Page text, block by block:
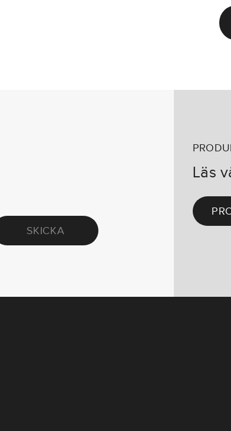
SKICKA
Läs